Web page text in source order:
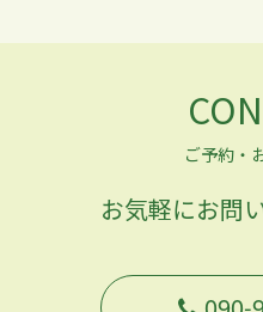
ご予約・
お気軽にお問